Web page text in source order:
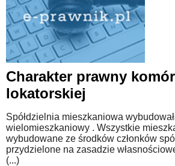
Charakter prawny
lokatorskiej
Spółdzielnia mieszkaniowa
wielomieszkaniowy . Wszystkie
wybudowane ze środków członków
przydzielone na zasadzie
(...)